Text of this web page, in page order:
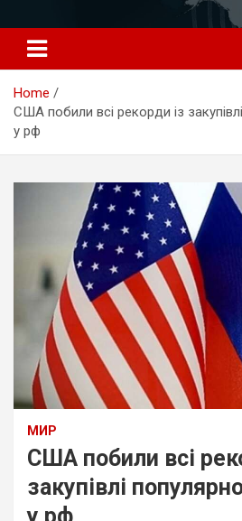
к
содержимому
Home
США побили всі рекорди із
у рф
МИР
США побили всі
закупівлі